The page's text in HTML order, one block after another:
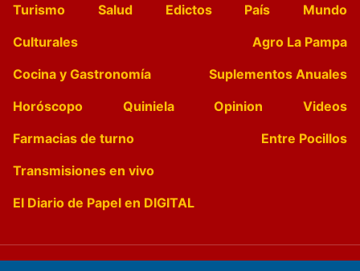
Turismo
Salud Edictos País
Mundo
Culturales
Agro La Pampa
Cocina y Gastronomía
Suplementos Anuales
Horóscopo
Quiniela Opinion
Videos
Farmacias de turno
Entre Pocillos
Transmisiones en vivo
El Diario de Papel en DIGITAL